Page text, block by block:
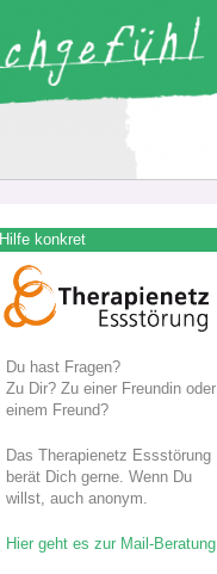
Hilfe konkret
Du hast Fragen?
Zu Dir? Zu einer Freundin oder
einem Freund?
Das Therapienetz Essstörung
berät Dich gerne. Wenn Du
willst, auch anonym.
Hier geht es zur Mail-Beratung